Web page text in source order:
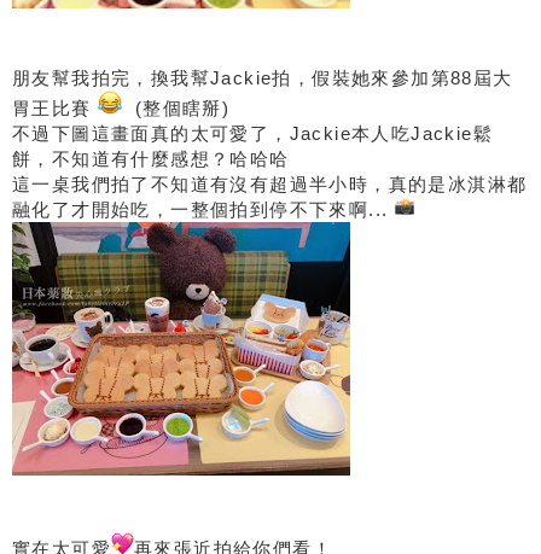
朋友幫我拍完，換我幫Jackie拍，假裝她來參加第88屆大
胃王比賽
(整個瞎掰)
不過下圖這畫面真的太可愛了，Jackie本人吃Jackie鬆
餅，不知道有什麼感想？哈哈哈
這一桌我們拍了不知道有沒有超過半小時，真的是冰淇淋都
融化了才開始吃，一整個拍到停不下來啊...
實在太可愛
再來張近拍給你們看！